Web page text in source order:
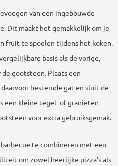
van een ingebouwde
Dit maakt het gemakkelijk om je
fruit te spoelen tijdens het koken.
basis als de vorige,
gootsteen. Plaats een
bestemde gat en sluit de
een kleine tegel- of granieten
voor extra gebruiksgemak.
te combineren met een
om zowel heerlijke pizza’s als